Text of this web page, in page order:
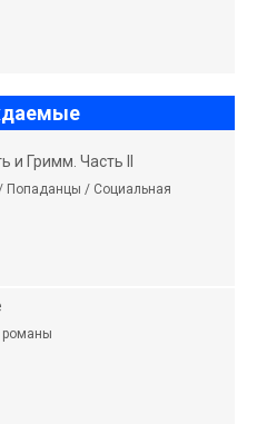
и Гримм. Часть II
Попаданцы / Социальная
романы